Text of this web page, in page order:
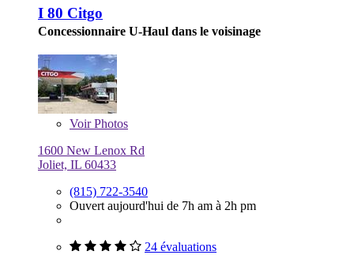
I 80 Citgo
Concessionnaire U-Haul dans le voisinage
VoirPhotos
1600 New Lenox Rd
Joliet, IL 60433
(815) 722-3540
Ouvert aujourd'hui de 7h am à 2h pm
24 évaluations